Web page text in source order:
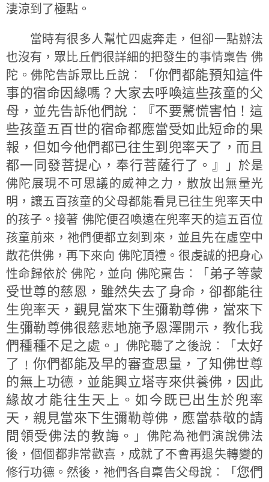
淒涼到了極點。
當時有很多人幫忙四處奔走，但卻一點辦法
也沒有，眾比丘們很詳細的把發生的事情稟告 佛
陀。佛陀告訴眾比丘說︰「 你們都能預知這件
事的宿命因緣嗎？大家去呼喚這些孩童的父
母，並先告訴他們說︰『不要驚慌害怕！這
些孩童五百世的宿命都應當受如此短命的果
報，但如今他們都已往生到兜率天了，而且
都一同發菩提心，奉行菩薩行了。』
」於是
佛陀展現不可思議的威神之力，散放出無量光
明，讓五百孩童的父母都能看見已往生兜率天中
的孩子。接著 佛陀便召喚遠在兜率天的這五百位
孩童前來，祂們便都立刻到來，並且先在虛空中
散花供佛，再下來向 佛陀頂禮。很虔誠的把身心
性命歸依於 佛陀，並向 佛陀稟告︰「 弟子等蒙
受世尊的慈恩，雖然失去了身命，卻都能往
生兜率天，覲見當來下生彌勒尊佛，當來下
生彌勒尊佛很慈悲地施予恩澤開示，教化我
們種種不足之處。 」佛陀聽了之後說︰「 太好
了﹗你們都能及早的審查思量，了知佛世尊
的無上功德，並能興立塔寺來供養佛，因此
緣故才能往生天上。如今既已出生於兜率
天，親見當來下生彌勒尊佛，應當恭敬的請
問領受佛法的教誨。
」佛陀為祂們演說佛法
後，個個都非常歡喜，成就了不會再退失轉變的
修行功德。然後，祂們各自稟告父母說︰「 您們